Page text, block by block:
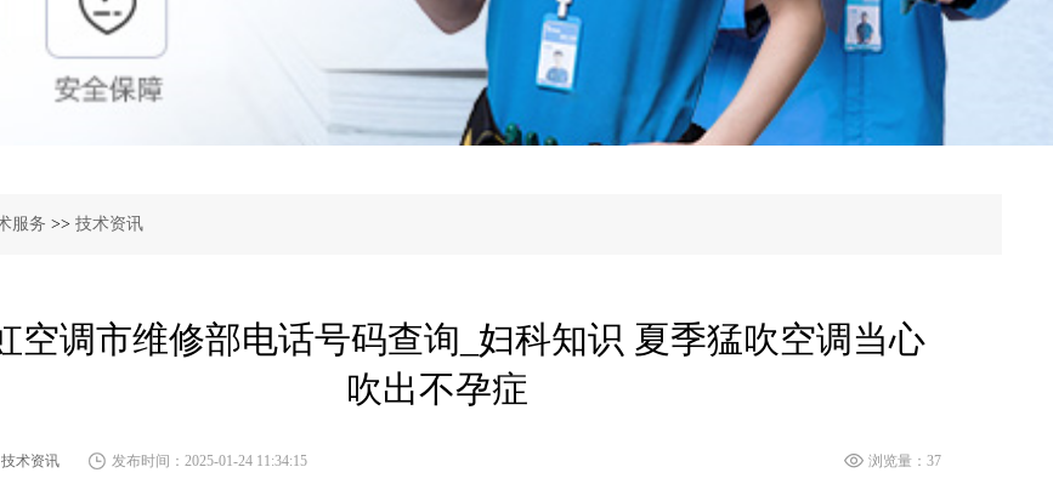
服务 >> 技术资讯
空调市维修部电话号码查询_妇科知识 夏季猛吹空调当心
吹出不孕症
技术资讯 发布时间：2025-01-24 11:34:15 浏览量：37